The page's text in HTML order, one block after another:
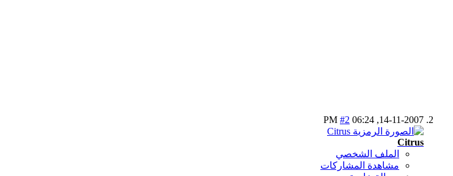
14-11-2007,
06:24 PM
#2
Citrus
الملف الشخصي
مشاهدة المشاركات